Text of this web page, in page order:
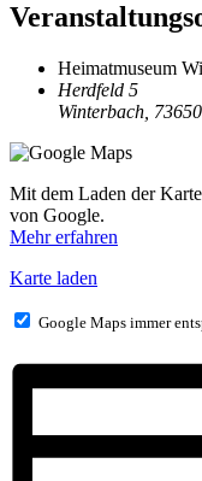
Heimatmuseum
Herdfeld 5
Winterbach 73650
Mit dem Laden der
von Google.
Mehr erfahren
Karte laden
Google Maps immer